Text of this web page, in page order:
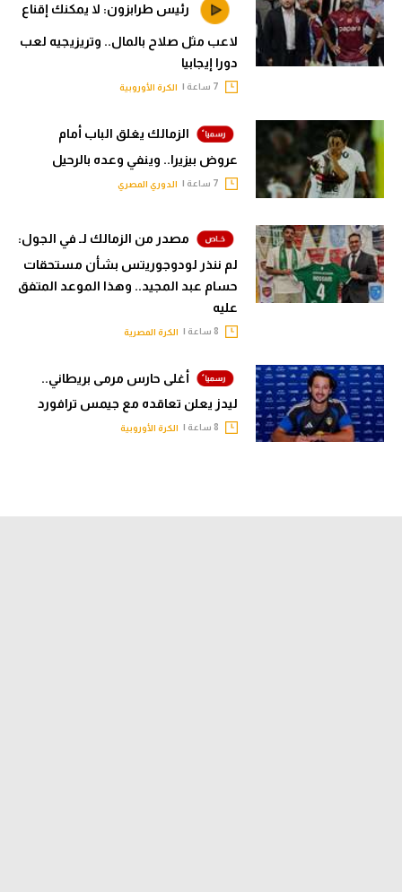
رئيس طرابزون: لا يمكنك إقناع
لاعب مثل صلاح بالمال.. وتريزيجيه لعب
دورا إيجابيا
الكرة الأوروبية
الزمالك يغلق الباب أمام
عروض بيزيرا.. وينفي وعده بالرحيل
الدوري المصري
مصدر من الزمالك لـ في الجول:
لم ننذر لودوجوريتس بشأن مستحقات
حسام عبد المجيد.. وهذا الموعد المتفق
عليه
الكرة المصرية
أغلى حارس مرمى بريطاني..
ليدز يعلن تعاقده مع جيمس ترافورد
الكرة الأوروبية